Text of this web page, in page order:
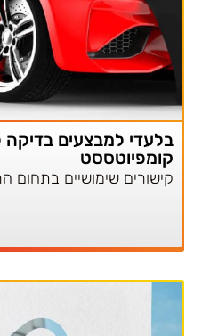
בלעדי למבצעים בדיקה
קומפיוטססט
קישורים שימושיים בתחום